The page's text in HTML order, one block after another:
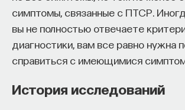
симптомы, связанные с ПТСР.
вы не полностью отвечаете
диагностики, вам все равно нужна
справиться с имеющимися
История исследований